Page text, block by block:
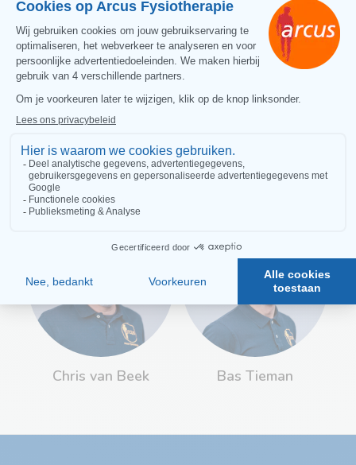
Brightly Steevensz Martin Oortwijn
Chris van Beek Bas Tieman